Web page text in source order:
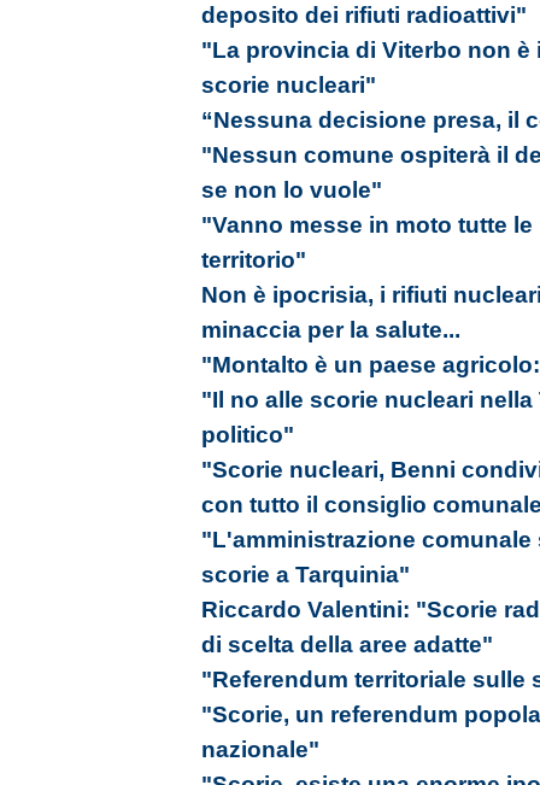
deposito dei rifiuti radioattivi"
"La provincia di Viterbo non
scorie nucleari"
“Nessuna decisione presa, il
"Nessun comune ospiterà il
se non lo vuole"
"Vanno messe in moto tutte
territorio"
Non è ipocrisia, i rifiuti
minaccia per la salute...
"Montalto è un paese
"Il no alle scorie nucleari
politico"
"Scorie nucleari, Benni
con tutto il consiglio
"L'amministrazione comunale
scorie a Tarquinia"
Riccardo Valentini: "Scorie
di scelta della aree adatte"
"Referendum territoriale sulle
"Scorie, un referendum
nazionale"